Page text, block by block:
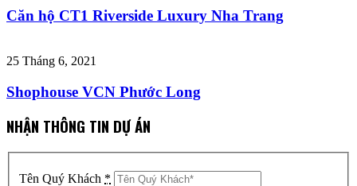
Căn hộ CT1 Riverside Luxury Nha Trang
25 Tháng 6, 2021
Shophouse VCN Phước Long
NHẬN THÔNG TIN DỰ ÁN
Tên Quý Khách *